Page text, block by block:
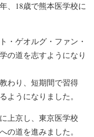
、18歳で熊本医学校に
・ゲオルグ・ファン・
学の道を志すようになり
わり、短期間で習得
ようになりました。
上京し、東京医学校
の道を進みました。